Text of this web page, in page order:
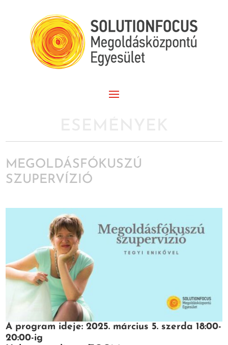
MEGOLDÁSFÓKUSZÚ
SZUPERVÍZIÓ
A program ideje: 2025. március 5. szerda 18:00-
20:00-ig